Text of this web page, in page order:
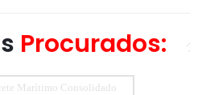
Procurados:
Marítimo Consolidado